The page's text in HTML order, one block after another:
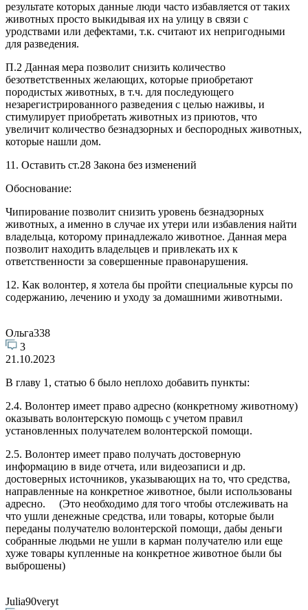
результате которых данные люди часто избавляется от таких
животных просто выкидывая их на улицу в связи с
уродствами или дефектами, т.к. считают их непригодными
для разведения.
П.2 Данная мера позволит снизить количество
безответственных желающих, которые приобретают
породистых животных, в т.ч. для последующего
незарегистрированного разведения с целью наживы, и
стимулирует приобретать животных из приютов, что
увеличит количество безнадзорных и беспородных животных,
которые нашли дом.
11. Оставить ст.28 Закона без изменений
Обоснование:
Чипирование позволит снизить уровень безнадзорных
животных, а именно в случае их утери или избавления найти
владельца, которому принадлежало животное. Данная мера
позволит находить владельцев и привлекать их к
ответственности за совершенные правонарушения.
12. Как волонтер, я хотела бы пройти специальные курсы по
содержанию, лечению и уходу за домашними животными.
Ольга338
3
21.10.2023
В главу 1, статью 6 было неплохо добавить пункты:
2.4. Волонтер имеет право адресно (конкретному животному)
оказывать волонтерскую помощь с учетом правил
установленных получателем волонтерской помощи.
2.5. Волонтер имеет право получать достоверную
информацию в виде отчета, или видеозаписи и др.
достоверных источников, указывающих на то, что средства,
направленные на конкретное животное, были использованы
адресно. (Это необходимо для того чтобы отслеживать на
что ушли денежные средства, или товары, которые были
переданы получателю волонтерской помощи, дабы деньги
собранные людьми не ушли в карман получателю или еще
хуже товары купленные на конкретное животное были бы
выброшены)
Julia90veryt